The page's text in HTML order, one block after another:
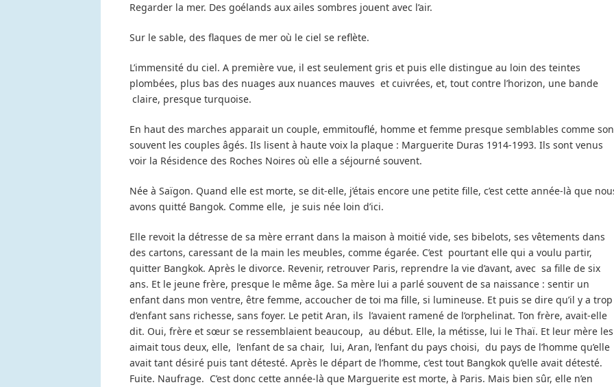
Regarder la mer. Des goélands aux ailes sombres jouent avec l’air.
Sur le sable, des flaques de mer où le ciel se reflète.
L’immensité du ciel. A première vue, il est seulement gris et puis elle distingue au loin des teintes
plombées, plus bas des nuages aux nuances mauves et cuivrées, et, tout contre l’horizon, une bande
claire, presque turquoise.
En haut des marches apparait un couple, emmitouflé, homme et femme presque semblables comme
souvent les couples âgés. Ils lisent à haute voix la plaque : Marguerite Duras 1914-1993. Ils sont venus
voir la Résidence des Roches Noires où elle a séjourné souvent.
Née à Saïgon. Quand elle est morte, se dit-elle, j’étais encore une petite fille, c’est cette année-là que
avons quitté Bangok. Comme elle, je suis née loin d’ici.
Elle revoit la détresse de sa mère errant dans la maison à moitié vide, ses bibelots, ses vêtements dans
des cartons, caressant de la main les meubles, comme égarée. C’est pourtant elle qui a voulu partir,
quitter Bangkok. Après le divorce. Revenir, retrouver Paris, reprendre la vie d’avant, avec sa fille de six
ans. Et le jeune frère, presque le même âge. Sa mère lui a parlé souvent de sa naissance : sentir un
enfant dans mon ventre, être femme, accoucher de toi ma fille, si lumineuse. Et puis se dire qu’il y a trop
d’enfant sans richesse, sans foyer. Le petit Aran, ils l’avaient ramené de l’orphelinat. Ton frère, avait-elle
dit. Oui, frère et sœur se ressemblaient beaucoup, au début. Elle, la métisse, lui le Thaï. Et leur mère les
aimait tous deux, elle, l’enfant de sa chair, lui, Aran, l’enfant du pays choisi, du pays de l’homme qu’elle
avait tant désiré puis tant détesté. Après le départ de l’homme, c’est tout Bangkok qu’elle avait détesté.
Fuite. Naufrage. C’est donc cette année-là que Marguerite est morte, à Paris. Mais bien sûr, elle n’en